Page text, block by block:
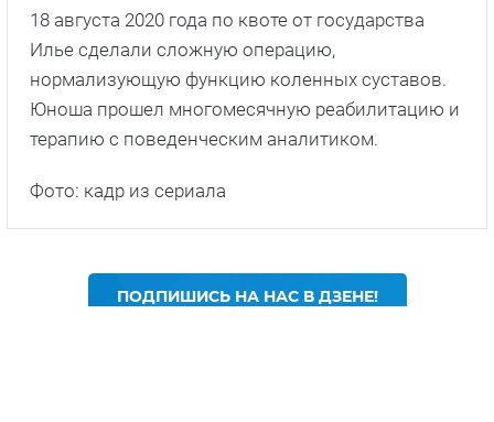
18 августа 2020 года по квоте от государства
Илье сделали сложную операцию,
нормализующую функцию коленных суставов.
Юноша прошел многомесячную реабилитацию и
терапию с поведенческим аналитиком.
Фото: кадр из сериала
ПОДПИШИСЬ НА НАС В ДЗЕНЕ!